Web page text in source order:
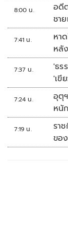
8:00 น.
อดี
ชา
7:41 น.
หา
หลั
ข่มขู่
7:37 น.
'ธร
'เขี
7:24 น.
อุตุ
หนั
7:19 น.
รา
ขอ